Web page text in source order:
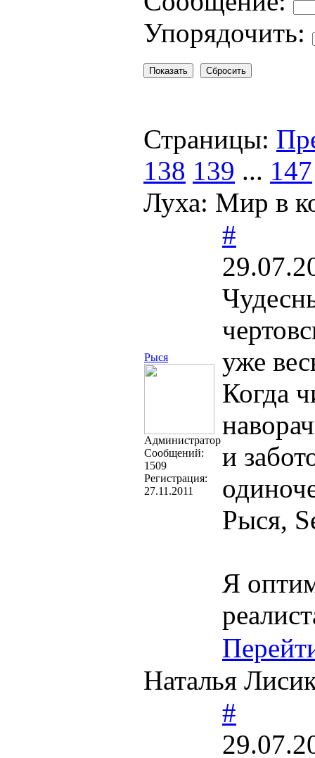
Упорядочить:
Страницы:
138 139 ... 147
Луха: Мир в
Рыся
Администратор
Cообщений:
1509
Регистрация:
27.11.2011
#
уже
Когда
и
Рыся,
Я
Наталья
#